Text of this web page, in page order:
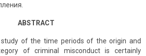
ABSTRACT
of the time periods of the origin and
of criminal misconduct is certainly